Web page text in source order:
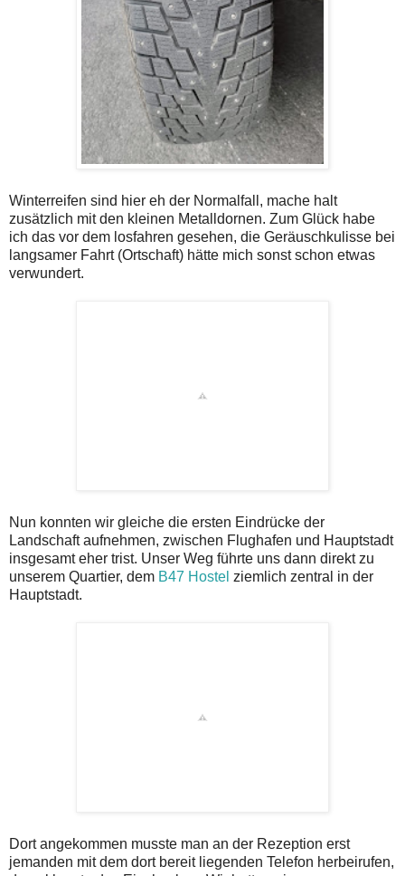
Winterreifen sind hier eh der Normalfall, mache halt
zusätzlich mit den kleinen Metalldornen. Zum Glück habe
ich das vor dem losfahren gesehen, die Geräuschkulisse bei
langsamer Fahrt (Ortschaft) hätte mich sonst schon etwas
verwundert.
Nun konnten wir gleiche die ersten Eindrücke der
Landschaft aufnehmen, zwischen Flughafen und Hauptstadt
insgesamt eher trist. Unser Weg führte uns dann direkt zu
unserem Quartier, dem B47 Hostel ziemlich zentral in der
Hauptstadt.
Dort angekommen musste man an der Rezeption erst
jemanden mit dem dort bereit liegenden Telefon herbeirufen,